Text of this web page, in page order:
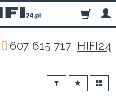
607 615 717 HIFI24